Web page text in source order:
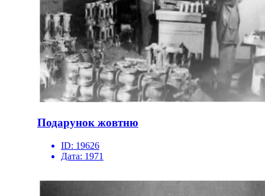
Подарунок жовтню
ID: 19626
Дата: 1971